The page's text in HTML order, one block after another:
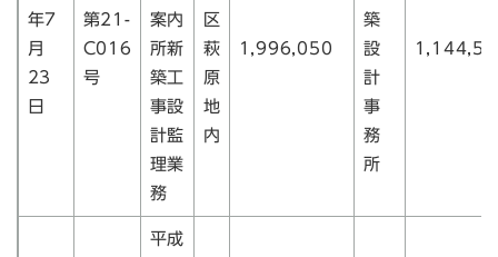
年7
月
23
日
第21-
C016
号
案内
所新
築工
事設
計監
理業
務
区
萩
原
地
内
1,996,050
築
設
計
事
務
所
平成